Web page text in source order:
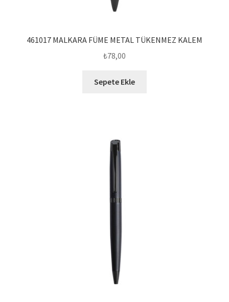
461017 MALKARA FÜME METAL TÜKENMEZ KALEM
₺78,00
Sepete Ekle